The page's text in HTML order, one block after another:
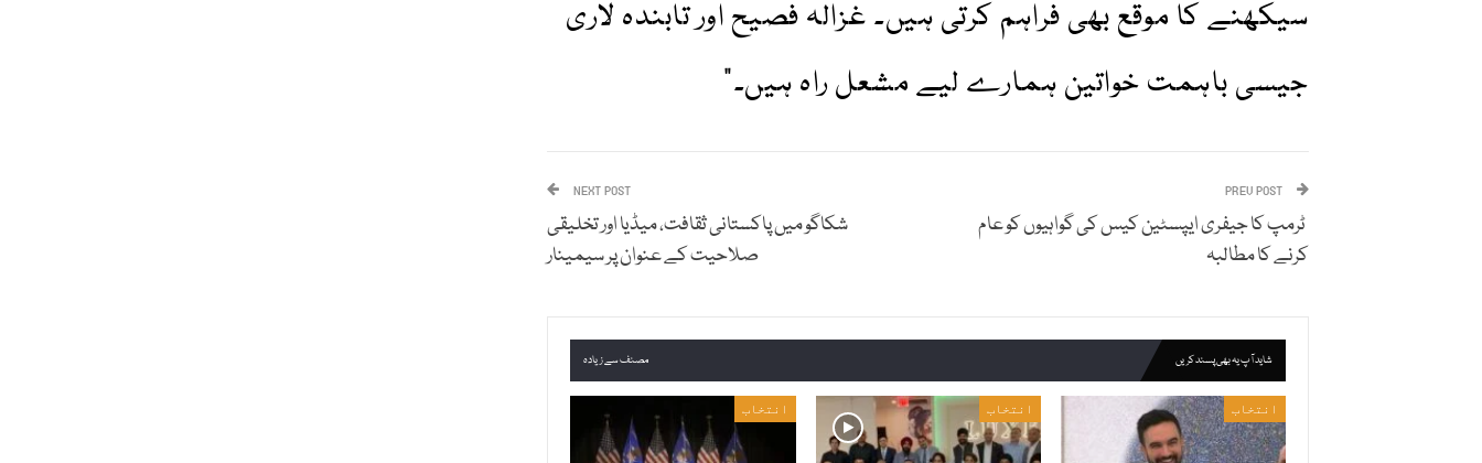
سیکھنے کا موقع بھی فراہم کرتی ہیں۔ غزالہ فصیح اور تابندہ لاری
جیسی باہمت خواتین ہمارے لیے مشعل راہ ہیں۔”
ٹرمپ کا جیفری ایپسٹین کیس کی گواہیوں کو عام
کرنے کا مطالبہ
NEXT POST
شکاگو میں پاکستانی ثقافت، میڈیا اور تخلیقی
صلاحیت کے عنوان پر سیمینار
شاید آپ یہ بھی پسند کریں مصنف سے زیادہ
انتخاب انتخاب انتخاب